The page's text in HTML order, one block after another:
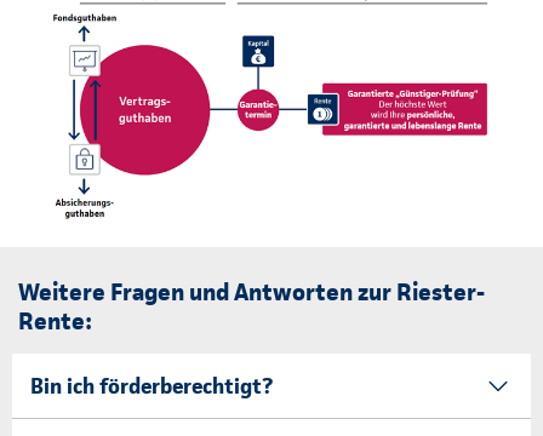
Weitere Fragen und Antworten zur Riester-
Rente:
Bin ich förderberechtigt?